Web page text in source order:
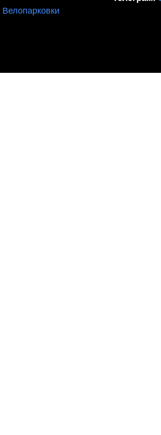
Велопарковки